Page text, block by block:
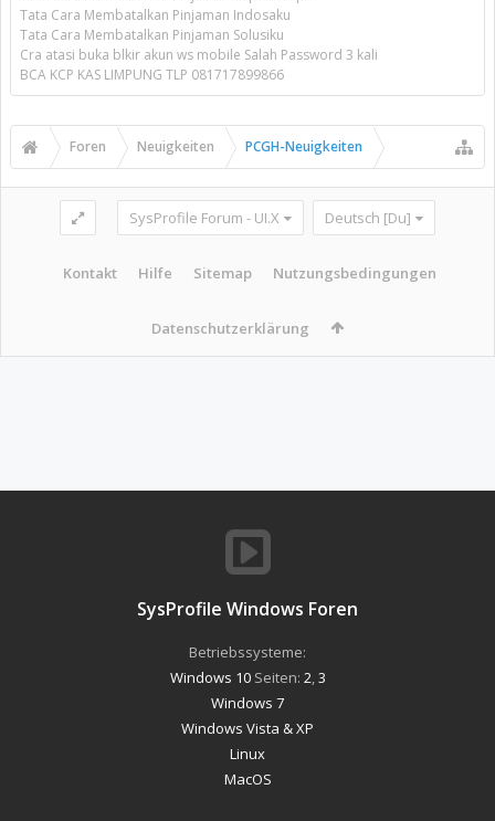
Tata Cara Membatalkan Pinjaman Indosaku
Tata Cara Membatalkan Pinjaman Solusiku
Cra atasi buka blkir akun ws mobile Salah Password 3 kali
BCA KCP KAS LIMPUNG TLP 081717899866
Foren Neuigkeiten PCGH-Neuigkeiten
SysProfile Forum - UI.X Deutsch [Du]
Kontakt Hilfe Sitemap Nutzungsbedingungen
Datenschutzerklärung
SysProfile Windows Foren
Betriebssysteme:
Windows 10Seiten: 2 3
Windows 7
Windows Vista & XP
Linux
MacOS